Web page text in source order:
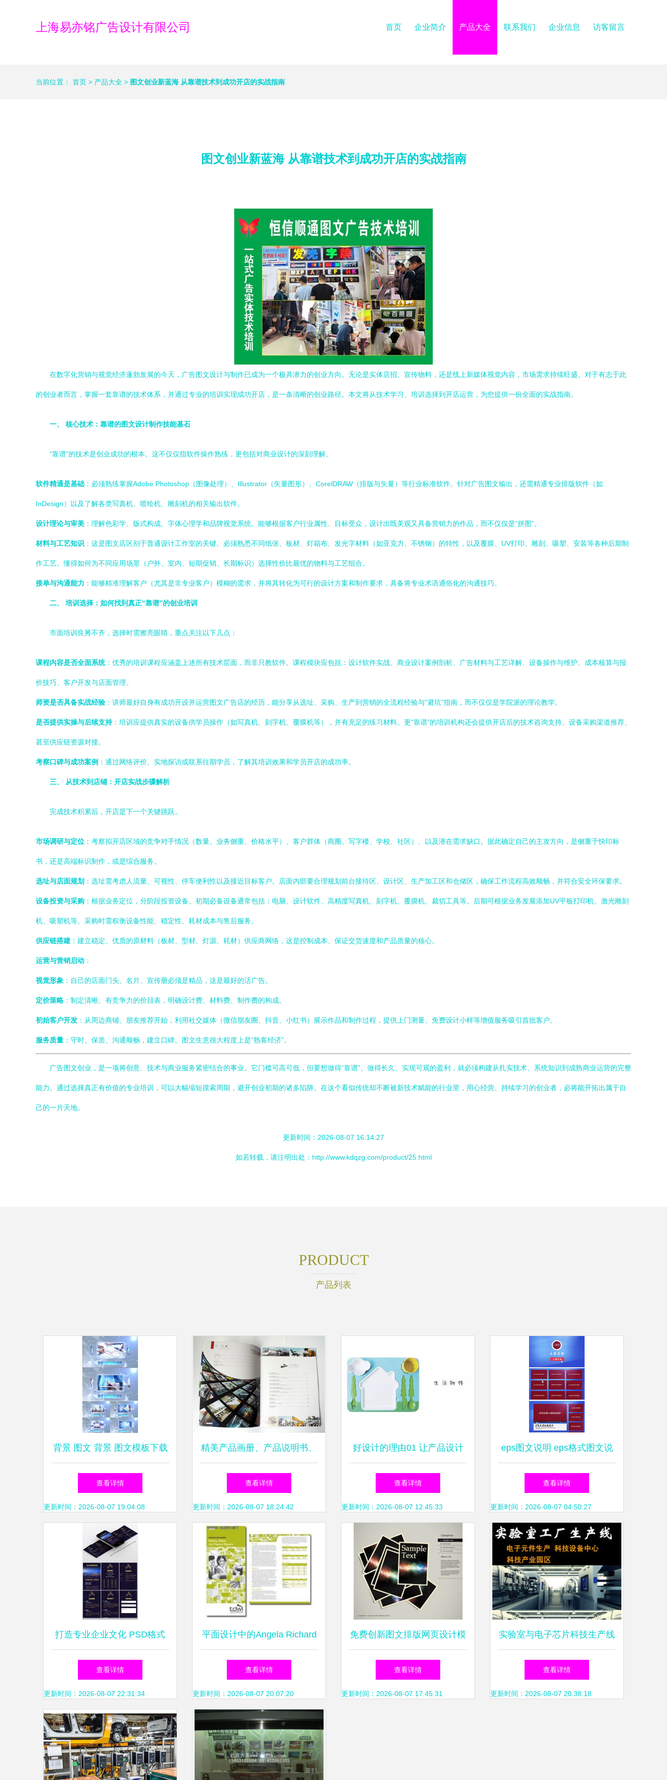
上海易亦铭广告设计有限公司 首页 企业简介 产品大全 联系我们 企业信息 访客留言
当前位置： 首页 > 产品大全 > 图文创业新蓝海 从靠谱技术到成功开店的实战指南
图文创业新蓝海 从靠谱技术到成功开店的实战指南
在数字化营销与视觉经济蓬勃发展的今天，广告图文设计与制作已成为一个极具潜力的创业方向。无论是实体店招、宣传物料，还是线上新媒体视觉内容，市场需求持续旺盛。对于有志于此
的创业者而言，掌握一套靠谱的技术体系，并通过专业的培训实现成功开店，是一条清晰的创业路径。本文将从技术学习、培训选择到开店运营，为您提供一份全面的实战指南。
一、 核心技术：靠谱的图文设计制作技能基石
“靠谱”的技术是创业成功的根本。这不仅仅指软件操作熟练，更包括对商业设计的深刻理解。
软件精通是基础 ：必须熟练掌握Adobe Photoshop（图像处理）、Illustrator（矢量图形）、CorelDRAW（排版与矢量）等行业标准软件。针对广告图文输出，还需精通专业排版软件（如
InDesign）以及了解各类写真机、喷绘机、雕刻机的相关输出软件。
设计理论与审美 ：理解色彩学、版式构成、字体心理学和品牌视觉系统。能够根据客户行业属性、目标受众，设计出既美观又具备营销力的作品，而不仅仅是“拼图”。
材料与工艺知识 ：这是图文店区别于普通设计工作室的关键。必须熟悉不同纸张、板材、灯箱布、发光字材料（如亚克力、不锈钢）的特性，以及覆膜、UV打印、雕刻、吸塑、安装等各种后期制
作工艺。懂得如何为不同应用场景（户外、室内、短期促销、长期标识）选择性价比最优的物料与工艺组合。
接单与沟通能力 ：能够精准理解客户（尤其是非专业客户）模糊的需求，并将其转化为可行的设计方案和制作要求，具备将专业术语通俗化的沟通技巧。
二、 培训选择：如何找到真正“靠谱”的创业培训
市面培训良莠不齐，选择时需擦亮眼睛，重点关注以下几点：
课程内容是否全面系统：优秀的培训课程应涵盖上述所有技术层面，而非只教软件。课程模块应包括：设计软件实战、商业设计案例剖析、广告材料与工艺详解、设备操作与维护、成本核算与报
价技巧、客户开发与店面管理。
师资是否具备实战经验 ：讲师最好自身有成功开设并运营图文广告店的经历，能分享从选址、采购、生产到营销的全流程经验与“避坑”指南，而不仅仅是学院派的理论教学。
是否提供实操与后续支持：培训应提供真实的设备供学员操作（如写真机、刻字机、覆膜机等），并有充足的练习材料。更“靠谱”的培训机构还会提供开店后的技术咨询支持、设备采购渠道推荐、
甚至供应链资源对接。
考察口碑与成功案例 ：通过网络评价、实地探访或联系往期学员，了解其培训效果和学员开店的成功率。
三、 从技术到店铺：开店实战步骤解析
完成技术积累后，开店是下一个关键跳跃。
市场调研与定位 ：考察拟开店区域的竞争对手情况（数量、业务侧重、价格水平）、客户群体（商圈、写字楼、学校、社区）、以及潜在需求缺口。据此确定自己的主攻方向，是侧重于快印标
书，还是高端标识制作，或是综合服务。
选址与店面规划 ：选址需考虑人流量、可视性、停车便利性以及接近目标客户。店面内部要合理规划前台接待区、设计区、生产加工区和仓储区，确保工作流程高效顺畅，并符合安全环保要求。
设备投资与采购 ：根据业务定位，分阶段投资设备。初期必备设备通常包括：电脑、设计软件、高精度写真机、刻字机、覆膜机、裁切工具等。后期可根据业务发展添加UV平板打印机、激光雕刻
机、吸塑机等。采购时需权衡设备性能、稳定性、耗材成本与售后服务。
供应链搭建 ：建立稳定、优质的原材料（板材、型材、灯源、耗材）供应商网络，这是控制成本、保证交货速度和产品质量的核心。
运营与营销启动 ：
视觉形象 ：自己的店面门头、名片、宣传册必须是精品，这是最好的活广告。
定价策略 ：制定清晰、有竞争力的价目表，明确设计费、材料费、制作费的构成。
初始客户开发 ：从周边商铺、朋友推荐开始，利用社交媒体（微信朋友圈、抖音、小红书）展示作品和制作过程，提供上门测量、免费设计小样等增值服务吸引首批客户。
服务质量 ：守时、保质、沟通顺畅，建立口碑。图文生意很大程度上是“熟客经济”。
广告图文创业，是一项将创意、技术与商业服务紧密结合的事业。它门槛可高可低，但要想做得“靠谱”、做得长久、实现可观的盈利，就必须构建从扎实技术、系统知识到成熟商业运营的完整
能力。通过选择真正有价值的专业培训，可以大幅缩短摸索周期，避开创业初期的诸多陷阱。在这个看似传统却不断被新技术赋能的行业里，用心经营、持续学习的创业者，必将能开拓出属于自
己的一片天地。
更新时间：2026-08-07 16:14:27
如若转载，请注明出处：http://www.kdqzg.com/product/25.html
PRODUCT
产品列表
背景 图文 背景 图文模板下载
背景 图文图片设计素材
查看详情
更新时间：2026-08-07 19:04:08
精美产品画册、产品说明书、
宣传单页等平面设计 价格、
厂家、图片，洛阳大方图文设
计之道
查看详情
更新时间：2026-08-07 18:24:42
好设计的理由01 让产品设计
趣味化
查看详情
更新时间：2026-08-07 12:45:33
eps图文说明 eps格式图文说
明素材图片 eps图文说明设计
模板
查看详情
更新时间：2026-08-07 04:50:27
打造专业企业文化 PSD格式
图文素材设计指南
查看详情
更新时间：2026-08-07 22:31:34
平面设计中的Angela Richard
图文美学 以重庆设计学校为
例看图文设计制作
查看详情
更新时间：2026-08-07 20:07:20
免费创新图文排版网页设计模
板，矢量AI素材尽在红动网
查看详情
更新时间：2026-08-07 17:45:31
实验室与电子芯片科技生产线
的3D模型设计 融合制药厂的
未来全景
查看详情
更新时间：2026-08-07 20:38:18